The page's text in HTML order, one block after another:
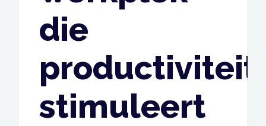
die
productiviteit
stimuleert